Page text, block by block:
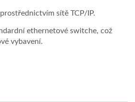
sítě TCP/IP.
ethernetové switche, což
vybavení.